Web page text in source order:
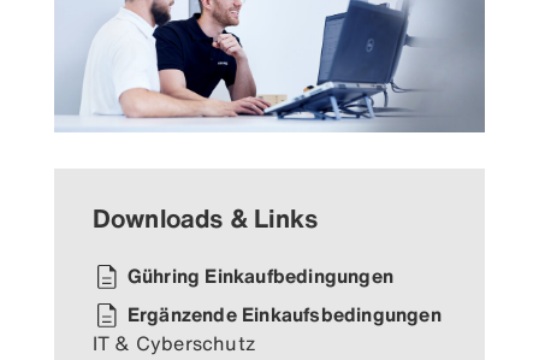
Downloads & Links
Gühring Einkaufbedingungen
Ergänzende Einkaufsbedingungen
IT & Cyberschutz